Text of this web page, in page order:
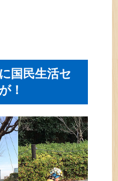
国民生活セ
！